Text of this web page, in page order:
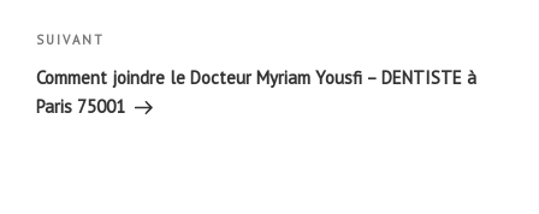
Article
suivant
SUIVANT
Comment joindre le Docteur Myriam Yousfi – DENTISTE à
Paris 75001